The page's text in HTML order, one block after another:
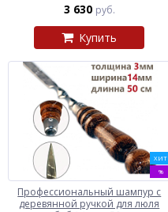
3 630 руб.
Купить
ХИТ
%
Профессиональный шампур с
деревянной ручкой для люля